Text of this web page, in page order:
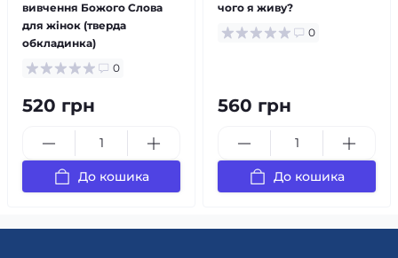
вивчення Божого Слова
для жінок (тверда
обкладинка)
0
520 грн
До кошика
чого я живу?
0
560 грн
До кошика